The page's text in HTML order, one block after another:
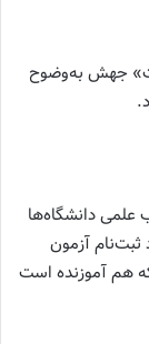
جهش به‌وضوح
علمی دانشگاه‌ها
ثبت‌نام آزمون
هم آموزنده است